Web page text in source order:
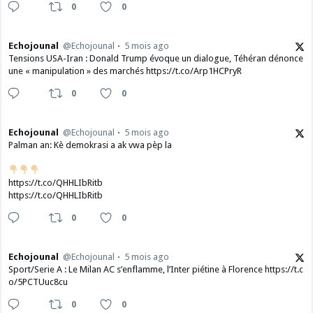
0 0
Echojounal @Echojounal
5 mois ago
Tensions USA-Iran : Donald Trump évoque un dialogue, Téhéran dénonce
une « manipulation » des marchés https://t.co/Arp1HCPryR
0 0
Echojounal @Echojounal
5 mois ago
Palman an: Kè demokrasi a ak vwa pèp la
https://t.co/QHHLIbRitb
https://t.co/QHHLIbRitb
0 0
Echojounal @Echojounal
5 mois ago
Sport/Serie A : Le Milan AC s’enflamme, l’Inter piétine à Florence https://t.c
o/5PCTUuc8cu
0 0